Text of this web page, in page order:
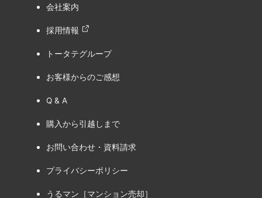
会社案内
採用情報
トータテグループ
お客様からのご感想
Q & A
購入から引越しまで
お問い合わせ・資料請求
プライバシーポリシー
うるマン［マンション売却］